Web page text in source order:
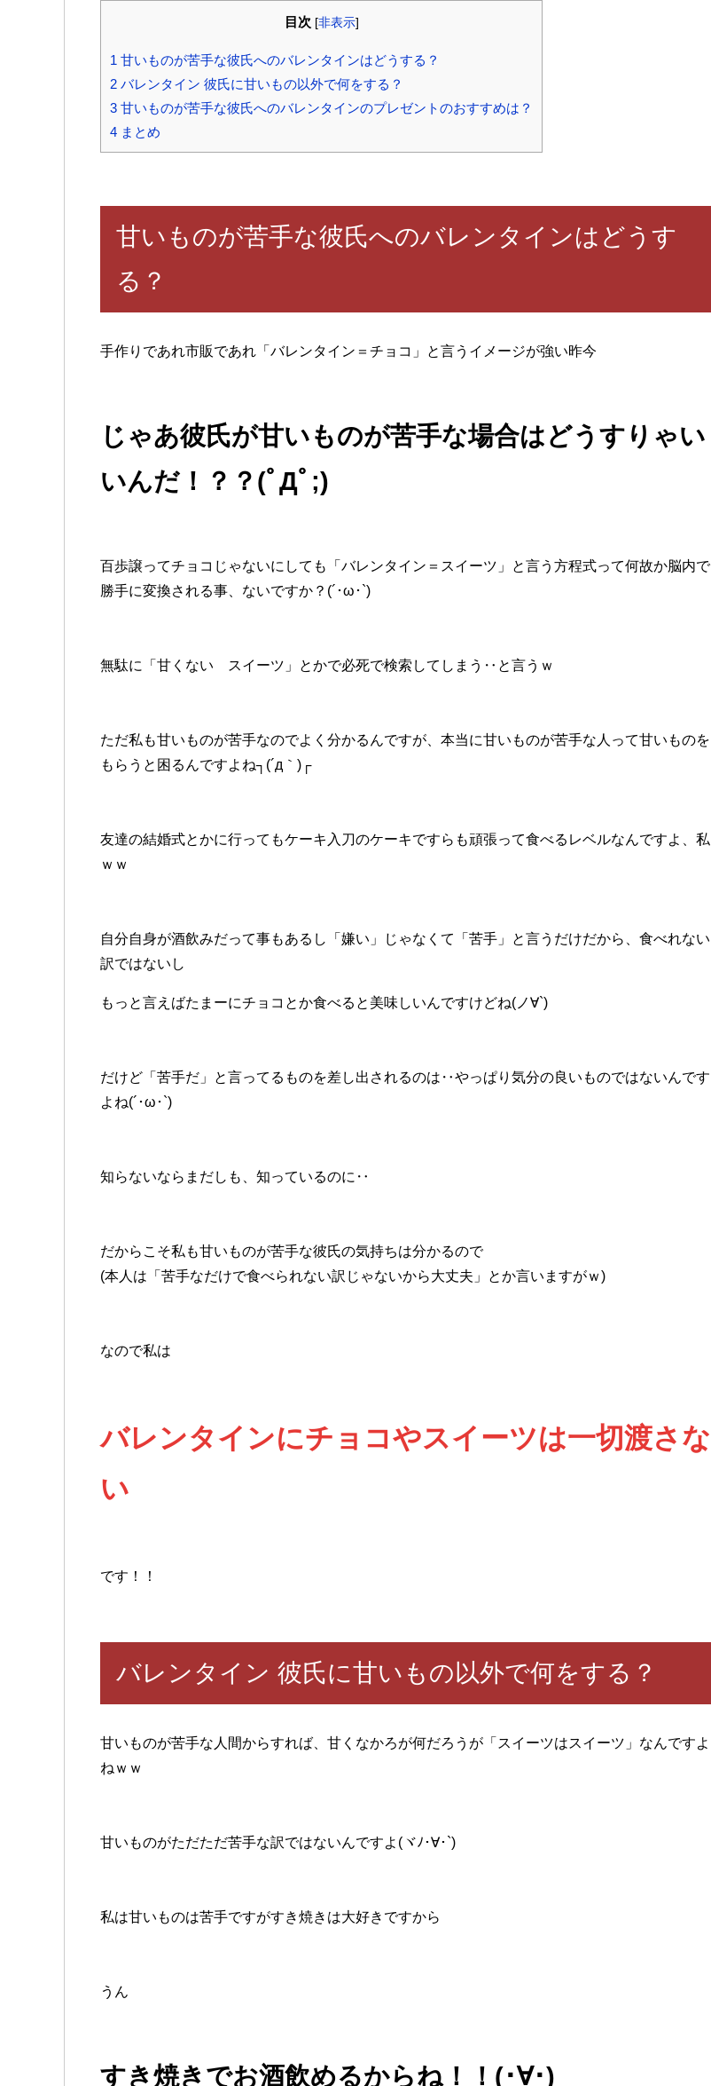
目次 [非表示]
1 甘いものが苦手な彼氏へのバレンタインはどうする？
2 バレンタイン 彼氏に甘いもの以外で何をする？
3 甘いものが苦手な彼氏へのバレンタインのプレゼントのおすすめは？
4 まとめ
甘いものが苦手な彼氏へのバレンタインはどうす
る？
手作りであれ市販であれ「バレンタイン＝チョコ」と言うイメージが強い昨今
じゃあ彼氏が甘いものが苦手な場合はどうすりゃい
いんだ！？？(ﾟДﾟ;)
百歩譲ってチョコじゃないにしても「バレンタイン＝スイーツ」と言う方程式って何故か脳内で
勝手に変換される事、ないですか？(´･ω･`)
無駄に「甘くない スイーツ」とかで必死で検索してしまう‥と言うｗ
ただ私も甘いものが苦手なのでよく分かるんですが、本当に甘いものが苦手な人って甘いものを
もらうと困るんですよね┐(´д｀)┌
友達の結婚式とかに行ってもケーキ入刀のケーキですらも頑張って食べるレベルなんですよ、私
ｗｗ
自分自身が酒飲みだって事もあるし「嫌い」じゃなくて「苦手」と言うだけだから、食べれない
訳ではないし
もっと言えばたまーにチョコとか食べると美味しいんですけどね(ノ∀`)
だけど「苦手だ」と言ってるものを差し出されるのは‥やっぱり気分の良いものではないんです
よね(´･ω･`)
知らないならまだしも、知っているのに‥
だからこそ私も甘いものが苦手な彼氏の気持ちは分かるので
(本人は「苦手なだけで食べられない訳じゃないから大丈夫」とか言いますがｗ)
なので私は
バレンタインにチョコやスイーツは一切渡さな
い
です！！
バレンタイン 彼氏に甘いもの以外で何をする？
甘いものが苦手な人間からすれば、甘くなかろが何だろうが「スイーツはスイーツ」なんですよ
ねｗｗ
甘いものがただただ苦手な訳ではないんですよ(ヾﾉ･∀･`)
私は甘いものは苦手ですがすき焼きは大好きですから
うん
すき焼きでお酒飲めるからね！！(･∀･)